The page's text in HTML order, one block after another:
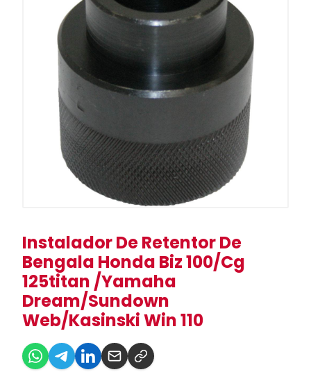
Instalador De Retentor De
Bengala Honda Biz 100/Cg
125titan /Yamaha
Dream/Sundown
Web/Kasinski Win 110